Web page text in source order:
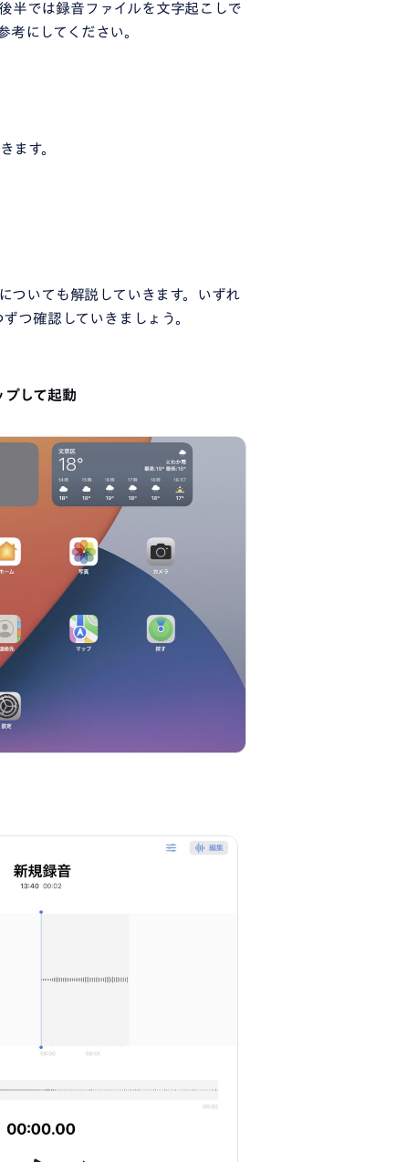
半では録音ファイルを文字起こしで
考にしてください。
ます。
ついても解説していきます。いずれ
つ確認していきましょう。
プして起動